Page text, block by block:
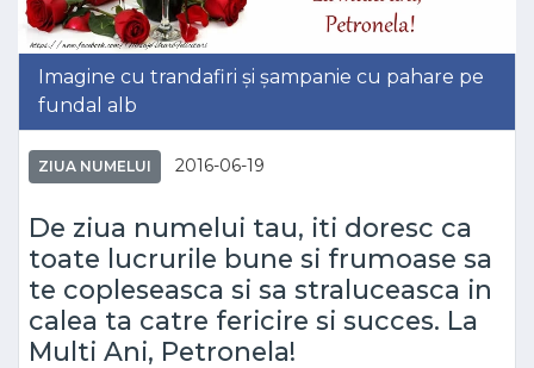
Imagine cu trandafiri și șampanie cu pahare pe
fundal alb
ZIUA NUMELUI 2016-06-19
De ziua numelui tau, iti doresc ca
toate lucrurile bune si frumoase sa
te copleseasca si sa straluceasca in
calea ta catre fericire si succes. La
Multi Ani, Petronela!